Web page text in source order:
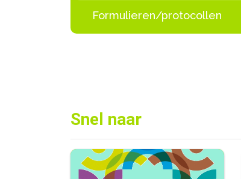
Formulieren/protocollen
Snel naar